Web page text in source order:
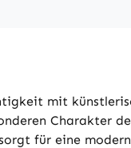
mit
Charakter
für eine